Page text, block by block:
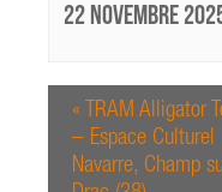
22 novembre
« TRAM Alligator
– Espace Culturel
Navarre, Champ